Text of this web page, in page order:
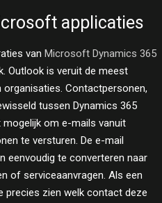
applicaties
van Microsoft Dynamics 365
Outlook is veruit de meest
Contactpersonen,
tussen Dynamics 365
mogelijk om e-mails vanuit
te versturen. De e-mail
eenvoudig te converteren naar
of serviceaanvragen. Als een
precies zien welk contact deze